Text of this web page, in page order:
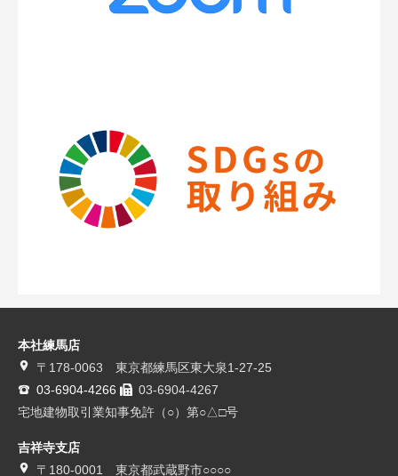
本社練馬店
〒178-0063 東京都練馬区東大泉1-27-25
03-6904-4266
03-6904-4267
宅地建物取引業知事免許（○）第○△□号
吉祥寺支店
〒180-0001 東京都武蔵野市○○○○